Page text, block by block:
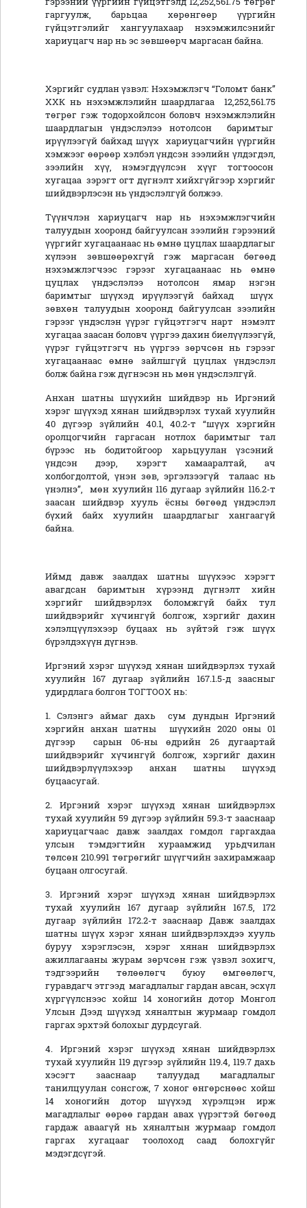
гаргуулж, барьцаа хөрөнгөөр үүргийн
гүйцэтгэлийг хангуулахаар нэхэмжилсэнийг
хариуцагч нар нь эс зөвшөөрч маргасан байна.
Хэргийг судлан үзвэл: Нэхэмжлэгч “Голомт банк”
ХХК нь нэхэмжлэлийн шаардлагаа 12,252,561.75
төгрөг гэж тодорхойлсон боловч нэхэмжлэлийн
шаардлагын үндэслэлээ нотолсон баримтыг
ирүүлээгүй байхад шүүх хариуцагчийн үүргийн
хэмжээг өөрөөр хэлбэл үндсэн зээлийн үлдэгдэл,
зээлийн хүү, нэмэгдүүлсэн хүүг тогтоосон
хугацаа зэрэгт огт дүгнэлт хийхгүйгээр хэргийг
шийдвэрлэсэн нь үндэслэлгүй болжээ.
Түүнчлэн хариуцагч нар нь нэхэмжлэгчийн
талуудын хооронд байгуулсан зээлийн гэрээний
үүргийг хугацаанаас нь өмнө цуцлах шаардлагыг
хүлээн зөвшөөрөхгүй гэж маргасан бөгөөд
нэхэмжлэгчээс гэрээг хугацаанаас нь өмнө
цуцлах үндэслэлээ нотолсон ямар нэгэн
баримтыг шүүхэд ирүүлээгүй байхад шүүх
зөвхөн талуудын хооронд байгуулсан зээлийн
гэрээг үндэслэн үүрэг гүйцэтгэгч нарт нэмэлт
хугацаа заасан боловч үүргээ дахин биелүүлээгүй,
үүрэг гүйцэтгэгч нь үүргээ зөрчсөн нь гэрээг
хугацаанаас өмнө зайлшгүй цуцлах үндэслэл
болж байна гэж дүгнэсэн нь мөн үндэслэлгүй.
Анхан шатны шүүхийн шийдвэр нь Иргэний
хэрэг шүүхэд хянан шийдвэрлэх тухай хуулийн
40 дүгээр зүйлийн 40.1, 40.2-т “шүүх хэргийн
оролцогчийн гаргасан нотлох баримтыг тал
бүрээс нь бодитойгоор харьцуулан үзсэний
үндсэн дээр, хэрэгт хамааралтай, ач
холбогдолтой, үнэн зөв, эргэлзээгүй талаас нь
үнэлнэ”, мөн хуулийн 116 дугаар зүйлийн 116.2-т
заасан шийдвэр хууль ёсны бөгөөд үндэслэл
бүхий байх хуулийн шаардлагыг хангаагүй
байна.
Иймд давж заалдах шатны шүүхээс хэрэгт
авагдсан баримтын хүрээнд дүгнэлт хийн
хэргийг шийдвэрлэх боломжгүй байх тул
шийдвэрийг хүчингүй болгож, хэргийг дахин
хэлэлцүүлэхээр буцаах нь зүйтэй гэж шүүх
бүрэлдэхүүн дүгнэв.
Иргэний хэрэг шүүхэд хянан шийдвэрлэх тухай
хуулийн 167 дугаар зүйлийн 167.1.5-д заасныг
удирдлага болгон ТОГТООХ нь:
1. Сэлэнгэ аймаг дахь сум дундын Иргэний
хэргийн анхан шатны шүүхийн 2020 оны 01
дүгээр сарын 06-ны өдрийн 26 дугаартай
шийдвэрийг хүчингүй болгож, хэргийг дахин
шийдвэрлүүлэхээр анхан шатны шүүхэд
буцаасугай.
2. Иргэний хэрэг шүүхэд хянан шийдвэрлэх
тухай хуулийн 59 дүгээр зүйлийн 59.3-т зааснаар
хариуцагчаас давж заалдах гомдол гаргахдаа
улсын тэмдэгтийн хураамжид урьдчилан
төлсөн 210.991 төгрөгийг шүүгчийн захирамжаар
буцаан олгосугай.
3. Иргэний хэрэг шүүхэд хянан шийдвэрлэх
тухай хуулийн 167 дугаар зүйлийн 167.5, 172
дугаар зүйлийн 172.2-т зааснаар Давж заалдах
шатны шүүх хэрэг хянан шийдвэрлэхдээ хууль
буруу хэрэглэсэн, хэрэг хянан шийдвэрлэх
ажиллагааны журам зөрчсөн гэж үзвэл зохигч,
тэдгээрийн төлөөлөгч буюу өмгөөлөгч,
гуравдагч этгээд магадлалыг гардан авсан, эсхүл
хүргүүлснээс хойш 14 хоногийн дотор Монгол
Улсын Дээд шүүхэд хяналтын журмаар гомдол
гаргах эрхтэй болохыг дурдсугай.
4. Иргэний хэрэг шүүхэд хянан шийдвэрлэх
тухай хуулийн 119 дүгээр зүйлийн 119.4, 119.7 дахь
хэсэгт зааснаар талуудад магадлалыг
танилцуулан сонсгож, 7 хоног өнгөрснөөс хойш
14 хоногийн дотор шүүхэд хүрэлцэн ирж
магадлалыг өөрөө гардан авах үүрэгтэй бөгөөд
гардаж аваагүй нь хяналтын журмаар гомдол
гаргах хугацааг тоолоход саад болохгүйг
мэдэгдсүгэй.